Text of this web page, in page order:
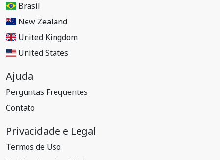
Brasil
New Zealand
United Kingdom
United States
Ajuda
Perguntas Frequentes
Contato
Privacidade e Legal
Termos de Uso